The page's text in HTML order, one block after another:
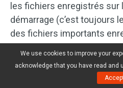
les fichiers enregistrés sur
démarrage (c’est toujours
des fichiers importants
les transférer dans un
comment faire le transfert
We use cookies to improve your
acknowledge that you have read and